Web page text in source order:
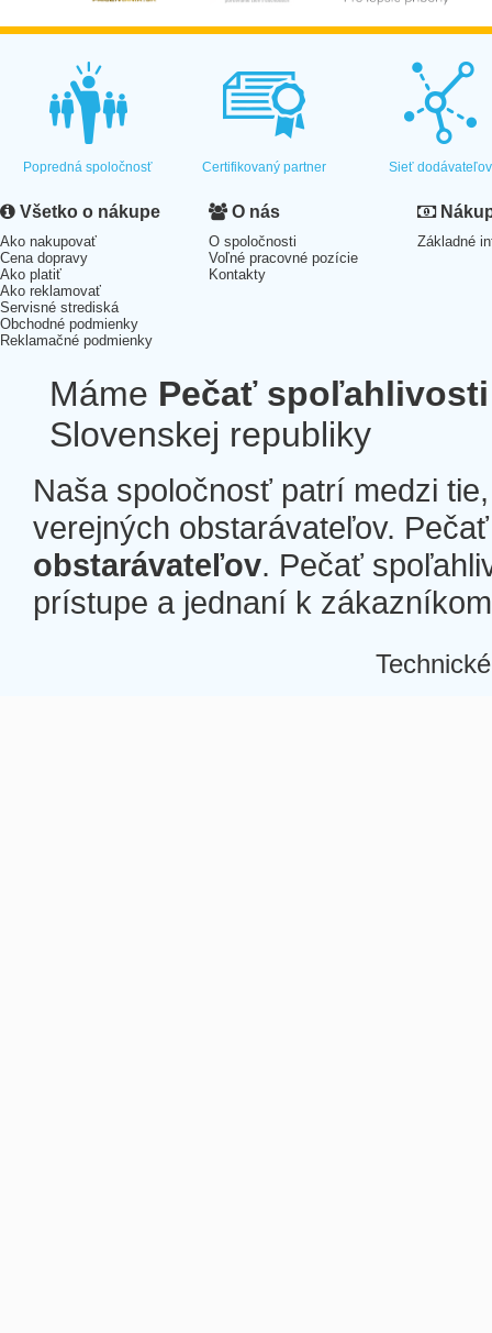
Popredná spoločnosť Certifikovaný partner Sieť dodávateľov
Všetko o nákupe
Ako nakupovať
Cena dopravy
Ako platiť
Ako reklamovať
Servisné strediská
Obchodné podmienky
Reklamačné podmienky
O nás
O spoločnosti
Voľné pracovné pozície
Kontakty
Základné
Máme Pečať spoľahlivosti
Slovenskej republiky
Naša spoločnosť patrí medzi
verejných obstarávateľov.
obstarávateľov. Pečať
prístupe a jednaní k